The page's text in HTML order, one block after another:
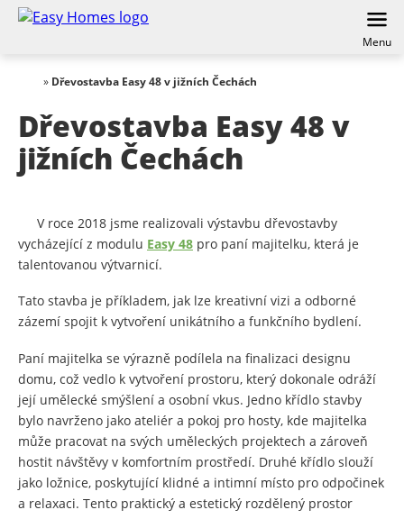
Menu
» Dřevostavba Easy 48 v jižních Čechách
Dřevostavba Easy 48 v
jižních Čechách
V roce 2018 jsme realizovali výstavbu dřevostavby
vycházející z modulu Easy 48 pro paní majitelku, která je
talentovanou výtvarnicí.
Tato stavba je příkladem, jak lze kreativní vizi a odborné
zázemí spojit k vytvoření unikátního a funkčního bydlení.
Paní majitelka se výrazně podílela na finalizaci designu
domu, což vedlo k vytvoření prostoru, který dokonale odráží
její umělecké smýšlení a osobní vkus. Jedno křídlo stavby
bylo navrženo jako ateliér a pokoj pro hosty, kde majitelka
může pracovat na svých uměleckých projektech a zároveň
hostit návštěvy v komfortním prostředí. Druhé křídlo slouží
jako ložnice, poskytující klidné a intimní místo pro odpočinek
a relaxaci. Tento praktický a estetický rozdělený prostor